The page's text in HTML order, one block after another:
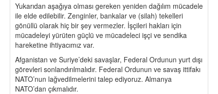
Yukarıdan aşağıya olması gereken yeniden dağılım mücadele
ile elde edilebilir. Zenginler, bankalar ve (silah) tekelleri
gönüllü olarak hiç bir şey vermezler. İşçileri hakları için
mücadeleyi yürüten güçlü ve mücadeleci işçi ve sendika
hareketine ihtiyacımız var.
Afganistan ve Suriye’deki savaşlar, Federal Ordunun yurt dışı
görevleri sonlandırılmalıdır. Federal Ordunun ve savaş ittifakı
NATO’nun lağvedilmelerini talep ediyoruz. Almanya
NATO’dan çıkmalıdır.